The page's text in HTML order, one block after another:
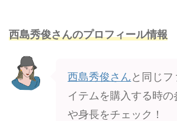
西島秀俊さんのプロフィール情報
西島秀俊さんと同じ
イテムを購入する時
や身長をチェック！